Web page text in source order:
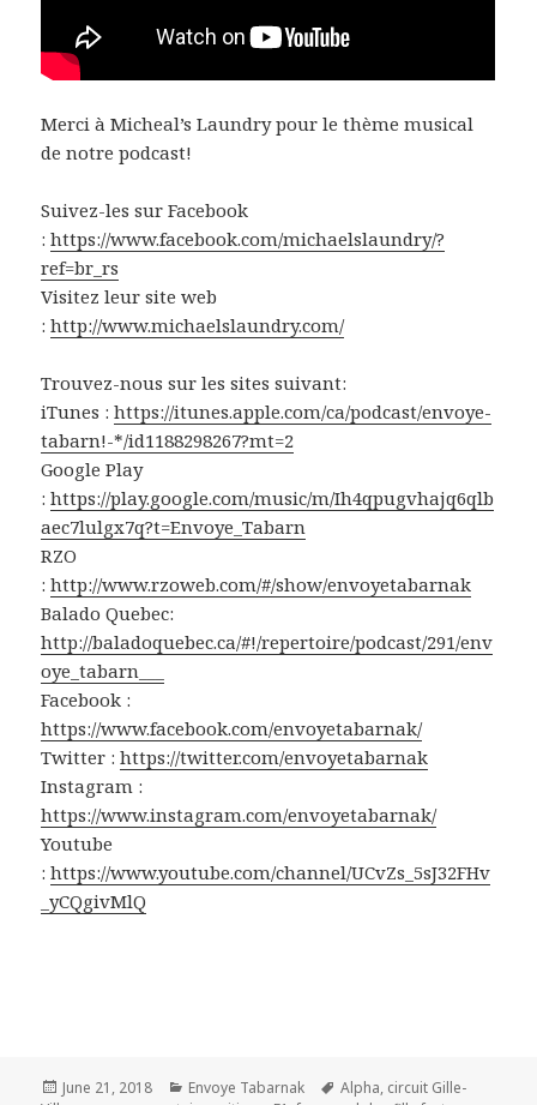
Merci à Micheal’s Laundry pour le thème musical
de notre podcast!
Suivez-les sur Facebook
:https://www.facebook.com/michaelslaundry/?
ref=br_rs
Visitez leur site web
:http://www.michaelslaundry.com/
Trouvez-nous sur les sites suivant:
iTunes :https://itunes.apple.com/ca/podcast/envoye-
tabarn!-*/id1188298267?mt=2
Google Play
:https://play.google.com/music/m/Ih4qpugvhajq6qlb
aec7lulgx7q?t=Envoye_Tabarn
RZO
:http://www.rzoweb.com/#/show/envoyetabarnak
Balado Quebec:
http://baladoquebec.ca/#!/repertoire/podcast/291/env
oye_tabarn___
Facebook :
https://www.facebook.com/envoyetabarnak/
Twitter :https://twitter.com/envoyetabarnak
Instagram :
https://www.instagram.com/envoyetabarnak/
Youtube
:https://www.youtube.com/channel/UCvZs_5sJ32FHv
_yCQgivMlQ
Posted
June 21, 2018 Categories
Envoye Tabarnak Tags
Alpha, circuit Gille-